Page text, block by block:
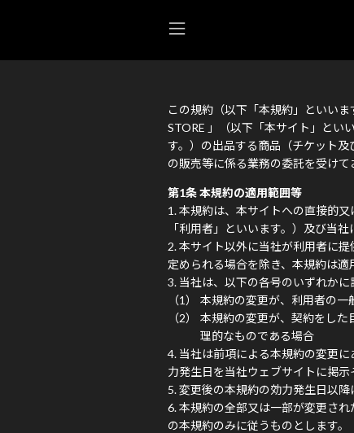
この規約（以下「本規約」といい
STORE 」（以下「本サイト」とい
す。）の出品する商品（チケット
の販売等に係る業務の委託を受け
第1条 本規約の適用範囲等
本規約は、本サイトへの直接的
「利用者」といいます。）及び当社
本サイト以外に当社が利用者に
定められる場合を除き、本規約は適
当社は、以下の各号のいずれかに
本規約の変更が、利用者の一
本規約の変更が、契約をした
理的なものである場合
当社は前項による本規約の変更
力発生日を当社ウェブサイトに掲示
変更後の本規約の効力発生日以
本規約の全部又は一部が変更さ
の本規約のみに従うものとします。